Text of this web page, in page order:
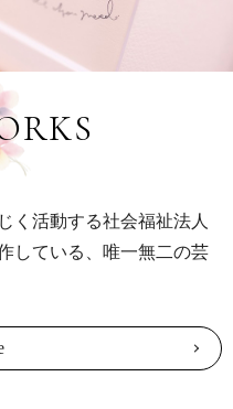
く活動する社会福祉法人
している、唯一無二の芸